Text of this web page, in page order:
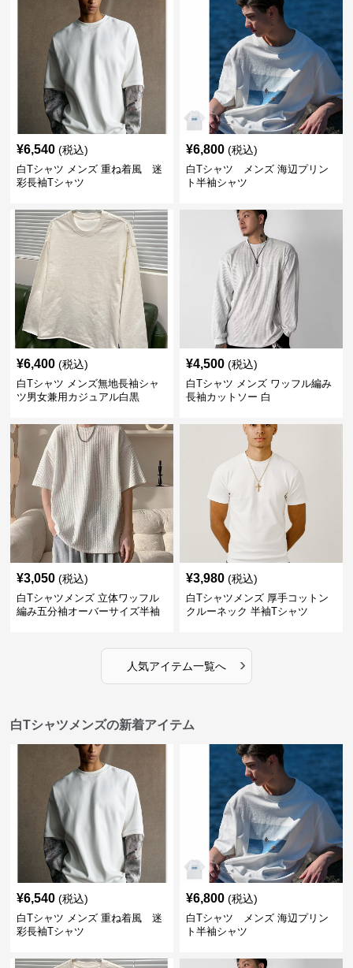
¥6,540 (税込)
白Tシャツ メンズ 重ね着風 迷
彩長袖Tシャツ
¥6,800 (税込)
白Tシャツ メンズ 海辺プリン
ト半袖シャツ
¥6,400 (税込)
白Tシャツ メンズ無地長袖シャ
ツ男女兼用カジュアル白黒
¥4,500 (税込)
白Tシャツ メンズ ワッフル編み
長袖カットソー 白
¥3,050 (税込)
白Tシャツメンズ 立体ワッフル
編み五分袖オーバーサイズ半袖
¥3,980 (税込)
白Tシャツメンズ 厚手コットン
クルーネック 半袖Tシャツ
人気アイテム一覧へ ›
白Tシャツメンズの新着アイテム
¥6,540 (税込)
白Tシャツ メンズ 重ね着風 迷
彩長袖Tシャツ
¥6,800 (税込)
白Tシャツ メンズ 海辺プリン
ト半袖シャツ